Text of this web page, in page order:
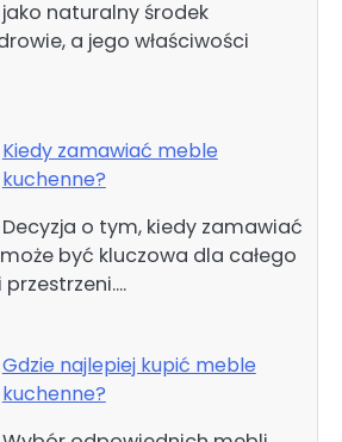
jako naturalny środek
a jego właściwości
Kiedy zamawiać meble
kuchenne?
Decyzja o tym, kiedy zamawiać
być kluczowa dla całego
Gdzie najlepiej kupić meble
kuchenne?